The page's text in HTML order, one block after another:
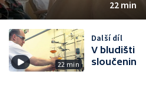
22 min
22 min
Další díl
V bludišti
sloučenin